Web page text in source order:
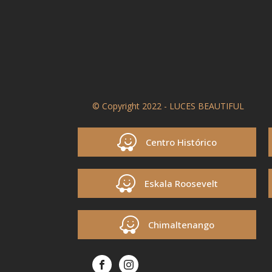
© Copyright 2022 - LUCES BEAUTIFUL
Centro Histórico
Eskala Roosevelt
Chimaltenango